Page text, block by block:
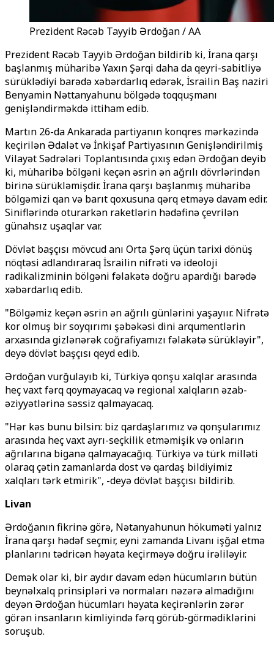
Prezident Rəcəb Tayyib Ərdoğan / AA
Prezident Rəcəb Tayyib Ərdoğan bildirib ki, İrana qarşı
başlanmış müharibə Yaxın Şərqi daha da qeyri-sabitliyə
sürüklədiyi barədə xəbərdarlıq edərək, İsrailin Baş naziri
Benyamin Nəttanyahunu bölgədə toqquşmanı
genişləndirməkdə ittiham edib.
Martın 26-da Ankarada partiyanın konqres mərkəzində
keçirilən Ədalət və İnkişaf Partiyasının Genişləndirilmiş
Vilayət Sədrələri Toplantısında çıxış edən Ərdoğan deyib
ki, müharibə bölgəni keçən əsrin ən ağrılı dövrlərindən
birinə sürükləmişdir. İrana qarşı başlanmış müharibə
bölgəmizi qan və barıt qoxusuna qərq etməyə davam edir.
Siniflərində oturarkən raketlərin hədəfinə çevrilən
günahsız uşaqlar var.
Dövlət başçısı mövcud anı Orta Şərq üçün tarixi dönüş
nöqtəsi adlandıraraq İsrailin nifrəti və ideoloji
radikalizminin bölgəni fəlakətə doğru apardığı barədə
xəbərdarlıq edib.
"Bölgəmiz keçən əsrin ən ağrılı günlərini yaşayıır. Nifrətə
kor olmuş bir soyqırımı şəbəkəsi dini arqumentlərin
arxasında gizlənərək coğrafiyamızı fəlakətə sürükləyir",
deyə dövlət başçısı qeyd edib.
Ərdoğan vurğulayıb ki, Türkiyə qonşu xalqlar arasında
heç vaxt fərq qoymayacaq və regional xalqların əzab-
əziyyətlərinə səssiz qalmayacaq.
"Hər kəs bunu bilsin: biz qardaşlarımız və qonşularımız
arasında heç vaxt ayrı-seçkilik etməmişik və onların
ağrılarına biganə qalmayacağıq. Türkiyə və türk milləti
olaraq çətin zamanlarda dost və qardaş bildiyimiz
xalqları tərk etmirik", -deyə dövlət başçısı bildirib.
Livan
Ərdoğanın fikrinə görə, Nətanyahunun hökuməti yalnız
İrana qarşı hədəf seçmir, eyni zamanda Livanı işğal etmə
planlarını tədricən həyata keçirməyə doğru irəliləyir.
Demək olar ki, bir aydır davam edən hücumların bütün
beynəlxalq prinsipləri və normaları nəzərə almadığını
deyən Ərdoğan hücumları həyata keçirənlərin zərər
görən insanların kimliyində fərq görüb-görmədiklərini
soruşub.